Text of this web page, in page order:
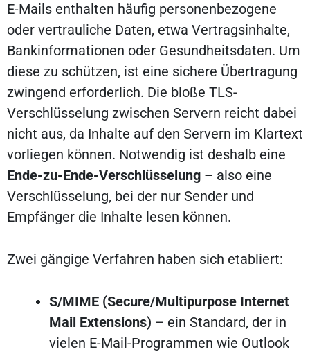
E-Mails enthalten häufig personenbezogene
oder vertrauliche Daten, etwa Vertragsinhalte,
Bankinformationen oder Gesundheitsdaten. Um
diese zu schützen, ist eine sichere Übertragung
zwingend erforderlich. Die bloße TLS-
Verschlüsselung zwischen Servern reicht dabei
nicht aus, da Inhalte auf den Servern im Klartext
vorliegen können. Notwendig ist deshalb eine
Ende-zu-Ende-Verschlüsselung – also eine
Verschlüsselung, bei der nur Sender und
Empfänger die Inhalte lesen können.
Zwei gängige Verfahren haben sich etabliert:
S/MIME (Secure/Multipurpose Internet
Mail Extensions) – ein Standard, der in
vielen E-Mail-Programmen wie Outlook